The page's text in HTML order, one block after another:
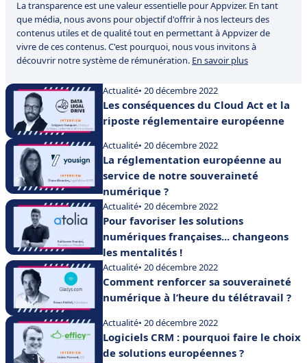
La transparence est une valeur essentielle pour Appvizer. En tant
que média, nous avons pour objectif d'offrir à nos lecteurs des
contenus utiles et de qualité tout en permettant à Appvizer de
vivre de ces contenus. C'est pourquoi, nous vous invitons à
découvrir notre système de rémunération. En savoir plus
Actualité• 20 décembre 2022
Les conséquences du Cloud Act et la
riposte réglementaire européenne
Actualité• 20 décembre 2022
La réglementation européenne au
service de notre souveraineté
numérique ?
Actualité• 20 décembre 2022
Pour favoriser les solutions
numériques françaises... changeons
les mentalités !
Actualité• 20 décembre 2022
Comment renforcer sa souveraineté
numérique à l’heure du télétravail ?
Actualité• 20 décembre 2022
Logiciels CRM : pourquoi faire le choix
de solutions européennes ?